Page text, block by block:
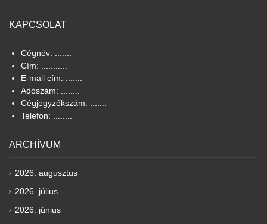
KAPCSOLAT
Cégnév: .......
Cím: ...........
E-mail cím: .......
Adószám: ........
Cégjegyzékszám: .......
Telefon: ........
ARCHÍVUM
2026. augusztus
2026. július
2026. június